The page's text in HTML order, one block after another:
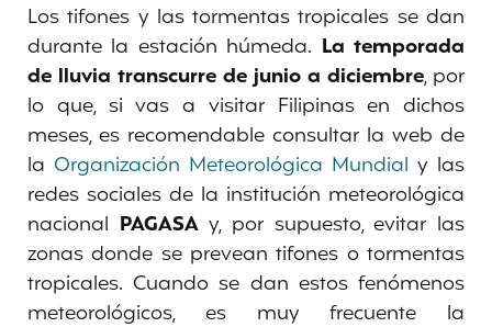
Los tifones y las tormentas tropicales se dan
durante la estación húmeda. La temporada
de lluvia transcurre de junio a diciembre, por
lo que, si vas a visitar Filipinas en dichos
meses, es recomendable consultar la web de
la Organización Meteorológica Mundial y las
redes sociales de la institución meteorológica
nacional PAGASAy, por supuesto, evitar las
zonas donde se prevean tifones o tormentas
tropicales. Cuando se dan estos fenómenos
meteorológicos, es muy frecuente la